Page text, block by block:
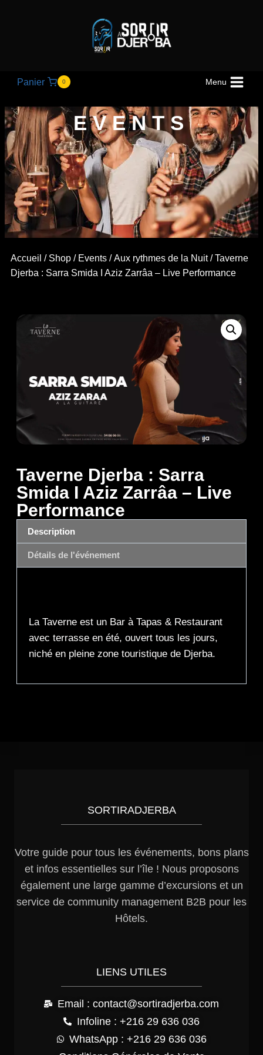
Panier 0 Menu
EVENTS
Accueil / Shop / Events /Aux rythmes de la Nuit/ Taverne
Djerba : Sarra Smida I Aziz Zarrâa – Live Performance
Taverne Djerba : Sarra
Smida I Aziz Zarrâa – Live
Performance
Description
Détails de l'événement
La Taverne est un Bar à Tapas & Restaurant
avec terrasse en été, ouvert tous les jours,
niché en pleine zone touristique de Djerba.
SORTIRADJERBA
Votre guide pour tous les événements, bons plans
et infos essentielles sur l’île ! Nous proposons
également une large gamme d’excursions et un
service de community management B2B pour les
Hôtels.
LIENS UTILES
Email : contact@sortiradjerba.com
Infoline : +216 29 636 036
WhatsApp : +216 29 636 036